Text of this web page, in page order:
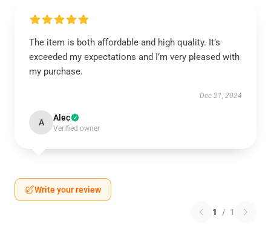
The item is both affordable and high quality. It’s
exceeded my expectations and I’m very pleased with
my purchase.
Dec 21, 2024
A Alec
Verified owner
Write your review
1 / 1